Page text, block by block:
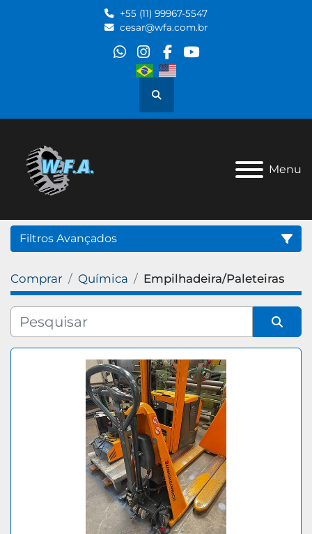
+55 (11) 99967-5547
cesar@wfa.com.br
whatsapp
instagram
facebook
youtube
Pesquisar
Menu
Filtros Avançados
Categoria
Fabricante
Comprar Química Empilhadeira/Paleteiras
Organizar por